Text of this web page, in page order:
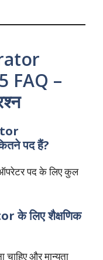
FAQ –
पद हैं?
पद के लिए कुल
के लिए शैक्षणिक
चाहिए और मान्यता